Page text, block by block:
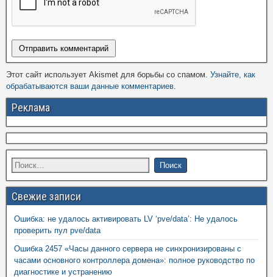
Этот сайт использует Akismet для борьбы со спамом. Узнайте, как
обрабатываются ваши данные комментариев
Реклама
Свежие записи
Ошибка: не удалось активировать LV ‘pve/data’: Не удалось
проверить пул pve/data
Ошибка 2457 «Часы данного сервера не синхронизированы с
часами основного контроллера домена»: полное руководство по
диагностике и устранению